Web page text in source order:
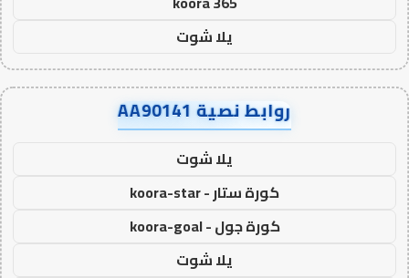
يلا شوت
روابط نصية AA90141
يلا شوت
كورة ستار - koora-star
كورة جول - koora-goal
يلا شوت